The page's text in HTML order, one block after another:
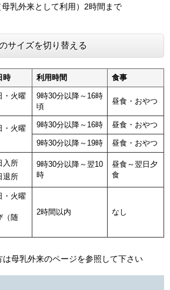
乳外来として利用）2時間まで
サイズを切り替える
時 利用時間 食事
・火曜
9時30分以降～16時
頃
昼食・おやつ
・火曜
9時30分以降～16時 昼食・おやつ
9時30分以降～19時 昼食・おやつ
入所
退所
9時30分以降～翌10
時
昼食～翌日夕
食
・火曜
（随
2時間以内 なし
母乳外来のページを参照して下さい